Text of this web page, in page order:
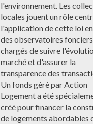
l'environnement. Les
locales jouent un rôle
l'application de cette loi
des observatoires
chargés de suivre
marché et d'assurer la
transparence des
Un fonds géré par Action
Logement a été
créé pour financer la
de logements abordables